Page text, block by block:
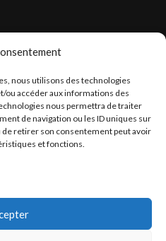
nous utilisons des technologies
ou accéder aux informations des
nous permettra de traiter
de navigation ou les ID uniques sur
de retirer son consentement peut avoir
et fonctions.